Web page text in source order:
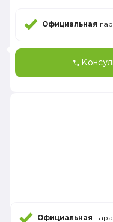
Официальная
Официальная